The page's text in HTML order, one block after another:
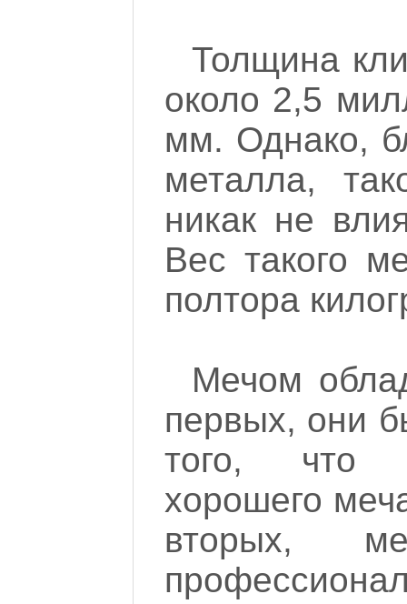
Толщина
около 2,5
мм. Однако,
металла,
никак не
Вес такого
полтора
Мечом
первых, они
того, что
хорошего
вторых,